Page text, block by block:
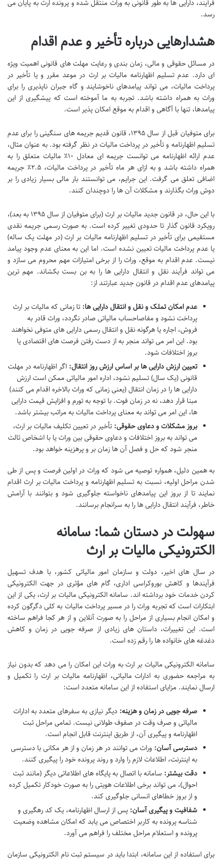
فرآیند، دارایی ها به طور قانونی به وراث منتقل شده و پرونده ارث به پایان می
رسد.
هشدارهایی درباره تأخیر و عدم اقدام
در مسائل حقوقی و مالی، زمان بندی و رعایت مهلت های قانونی اهمیت ویژه
ای دارد. عدم تسلیم اظهارنامه مالیات بر ارث در موعد مقرر و یا تأخیر در
پرداخت مالیات، می تواند پیامدهای ناخوشایند و گاه جبران ناپذیری را برای
وراث به همراه داشته باشد. تجربه به ما آموخته است که پیشگیری از این
پیامدها، تنها با آگاهی و اقدام به موقع امکان پذیر است.
برای متوفیان قبل از سال ۱۳۹۵، قانون قدیم جریمه های سنگینی را برای عدم
تسلیم اظهارنامه و تأخیر در پرداخت مالیات در نظر گرفته بود. به عنوان مثال،
عدم ارائه اظهارنامه می توانست جریمه ای معادل ۱۰٪ مالیات متعلق را به
همراه داشته باشد و به ازای هر ماه تأخیر در پرداخت مالیات، ۲.۵٪ جریمه
اضافی تعلق می گرفت. این جرایم، می توانستند بار مالی بسیار زیادی را بر
دوش وراث بگذارند و مشکلات آن ها را دوچندان کنند.
با این حال، در قانون جدید مالیات بر ارث (برای متوفیان از سال ۱۳۹۵ به بعد)،
رویکرد قانون گذار تا حدودی تغییر کرده است. به صورت رسمی جریمه نقدی
مستقیمی برای تأخیر در تسلیم اظهارنامه مالیات بر ارث (در مهلت یک ساله)
یا عدم پرداخت مالیات تعیین نشده است. اما این به معنای عدم وجود پیامد
نیست. عدم اقدام به موقع، وراث را از برخی امتیازات مهم محروم می سازد و
می تواند فرآیند نقل و انتقال دارایی ها را به بن بست بکشاند. مهم ترین
پیامدهای عدم اقدام در قانون جدید عبارتند از:
عدم امکان تملک و نقل و انتقال دارایی ها: تا زمانی که مالیات بر ارث
پرداخت نشود و مفاصاحساب مالیاتی صادر نگردد، وراث قادر به
فروش، اجاره یا هرگونه نقل و انتقال رسمی دارایی های متوفی نخواهند
بود. این امر می تواند منجر به از دست رفتن فرصت های اقتصادی یا
بروز اختلافات شود.
تعیین ارزش دارایی ها بر اساس ارزش روز انتقال: اگر اظهارنامه در مهلت
قانونی (یک سال) تسلیم نشود، اداره امور مالیاتی ممکن است ارزش
دارایی ها را در زمان انتقال (یعنی زمانی که وراث بالاخره اقدام می کنند)
مبنا قرار دهد، نه در زمان فوت. با توجه به تورم و افزایش قیمت دارایی
ها، این امر می تواند به معنای پرداخت مالیات به مراتب بیشتر باشد.
بروز مشکلات و دعاوی حقوقی: تأخیر در تعیین تکلیف مالیات بر ارث،
می تواند به بروز اختلافات و دعاوی حقوقی بین وراث یا با اشخاص ثالث
منجر شود که حل و فصل آن ها زمان بر و پرهزینه خواهد بود.
به همین دلیل، همواره توصیه می شود که وراث در اولین فرصت و پس از طی
شدن مراحل اولیه، نسبت به تسلیم اظهارنامه و پرداخت مالیات بر ارث اقدام
نمایند تا از بروز این پیامدهای ناخواسته جلوگیری شود و بتوانند با آرامش
خاطر، فرآیند انتقال دارایی ها را به سرانجام برسانند.
سهولت در دستان شما: سامانه
الکترونیکی مالیات بر ارث
در سال های اخیر، دولت و سازمان امور مالیاتی کشور، با هدف تسهیل
فرآیندها و کاهش بوروکراسی اداری، گام های مؤثری در جهت الکترونیکی
کردن خدمات خود برداشته اند. سامانه الکترونیکی مالیات بر ارث، یکی از این
ابتکارات است که تجربه وراث را در مسیر پرداخت مالیات به کلی دگرگون کرده
و امکان انجام بسیاری از مراحل را به صورت آنلاین و از هر کجا فراهم ساخته
است. این تغییرات، داستان های زیادی از صرفه جویی در زمان و کاهش
دغدغه های خانواده ها را رقم زده است.
سامانه الکترونیکی مالیات بر ارث به وراث این امکان را می دهد که بدون نیاز
به مراجعه حضوری به ادارات مالیاتی، اظهارنامه مالیات بر ارث را تکمیل و
ارسال نمایند. مزایای استفاده از این سامانه متعدد است:
صرفه جویی در زمان و هزینه: دیگر نیازی به سفرهای متعدد به ادارات
مالیاتی و صرف وقت در صفوف طولانی نیست. تمامی مراحل ثبت
اظهارنامه و پیگیری آن، از طریق اینترنت قابل انجام است.
دسترسی آسان: وراث می توانند در هر زمان و از هر مکانی با دسترسی
به اینترنت، اطلاعات لازم را وارد و روند پرونده خود را پیگیری کنند.
دقت بیشتر: سامانه با اتصال به پایگاه های اطلاعاتی دیگر (مانند ثبت
احوال)، می تواند برخی اطلاعات هویتی را به صورت خودکار تکمیل کرده
و از بروز خطاهای انسانی جلوگیری کند.
شفافیت و پیگیری آسان: پس از ارسال اظهارنامه، یک کد رهگیری و
شناسه پرونده به کاربر اختصاص می یابد که امکان مشاهده وضعیت
پرونده و استعلام مراحل مختلف را فراهم می آورد.
برای استفاده از این سامانه، ابتدا باید در سیستم ثبت نام الکترونیکی سازمان